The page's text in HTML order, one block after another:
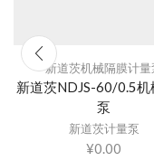
新道茨机械隔膜计量
新道茨NDJS-60/0.5机
泵
新道茨计量泵
¥0.00